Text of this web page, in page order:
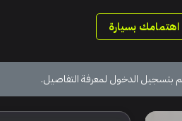
بسيارة
بتسجيل الدخول لمعرفة التفاصيل.